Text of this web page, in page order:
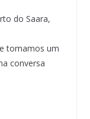
do Saara,
tomamos um
conversa